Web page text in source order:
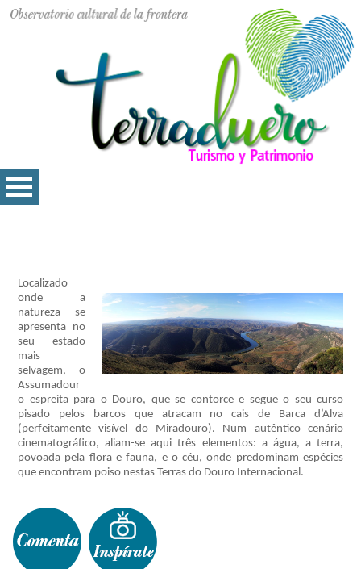
Localizado
onde a
natureza se
apresenta no
seu estado
mais
selvagem, o
Assumadour
o espreita para o Douro, que se contorce e segue o seu curso
pisado pelos barcos que atracam no cais de Barca d’Alva
(perfeitamente visível do Miradouro). Num autêntico cenário
cinematográfico, aliam-se aqui três elementos: a água, a terra,
povoada pela flora e fauna, e o céu, onde predominam espécies
que encontram poiso nestas Terras do Douro Internacional.